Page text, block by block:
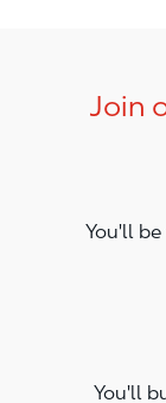
Join
You'll
You'll